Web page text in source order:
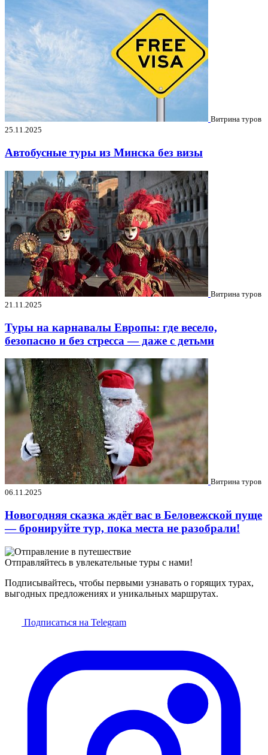
Витрина туров
25.11.2025
Автобусные туры из Минска без визы
Витрина туров
21.11.2025
Туры на карнавалы Европы: где весело,
безопасно и без стресса — даже с детьми
Витрина туров
06.11.2025
Новогодняя сказка ждёт вас в Беловежской пуще
— бронируйте тур, пока места не разобрали!
Отправляйтесь в увлекательные туры с нами!
Подписывайтесь, чтобы первыми узнавать о горящих турах,
выгодных предложениях и уникальных маршрутах.
Подписаться на Telegram